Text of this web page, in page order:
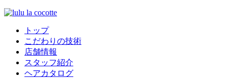
トップ
こだわりの技術
店舗情報
スタッフ紹介
ヘアカタログ